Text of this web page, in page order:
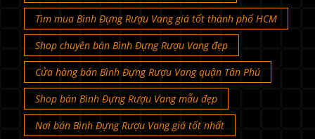
Tìm mua Bình Đựng Rượu Vang giá tốt thành phố HCM
Shop chuyên bán Bình Đựng Rượu Vang đẹp
Cửa hàng bán Bình Đựng Rượu Vang quận Tân Phú
Shop bán Bình Đựng Rượu Vang mẫu đẹp
Nơi bán Bình Đựng Rượu Vang giá tốt nhất